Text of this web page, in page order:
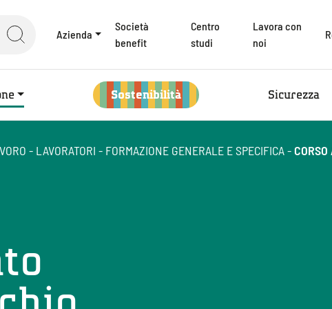
Azienda
Società
benefit
Centro
studi
Lavora con
noi
Sostenibilità Sicurezza
- LAVORATORI - FORMAZIONE GENERALE E SPECIFICA-CORSO